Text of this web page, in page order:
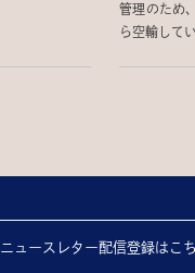
管理のため
ら空輸して
ニュースレター配信登録はこ